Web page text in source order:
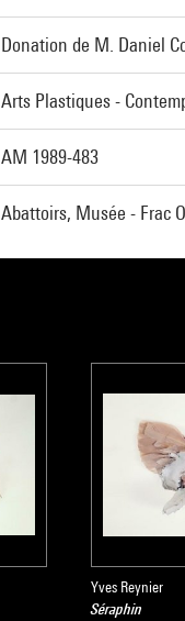
Donation de M. Daniel
Arts Plastiques -
AM 1989-483
Abattoirs, Musée - Frac
Yves Reynier
Séraphin